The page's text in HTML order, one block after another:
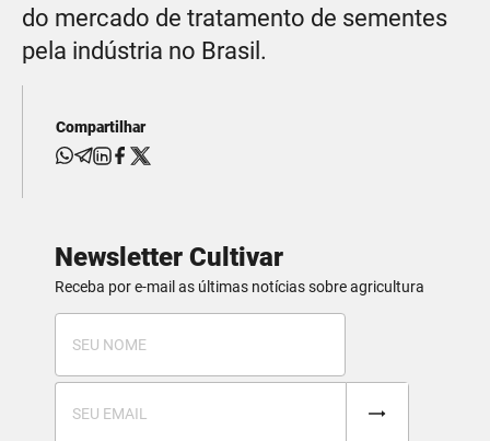
do mercado de tratamento de sementes
pela indústria no Brasil.
Compartilhar
Newsletter Cultivar
Receba por e-mail as últimas notícias sobre agricultura